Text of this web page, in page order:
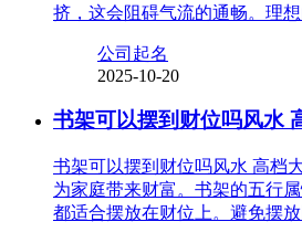
挤，这会阻碍气流的通畅。理
公司起名
2025-10-20
书架可以摆到财位吗风水
书架可以摆到财位吗风水 高档
为家庭带来财富。书架的五行
都适合摆放在财位上。避免摆